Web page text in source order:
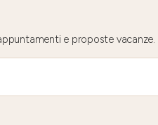
e proposte vacanze.